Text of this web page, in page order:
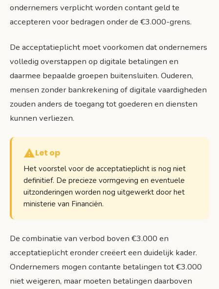
ondernemers verplicht worden contant geld te
accepteren voor bedragen onder de €3.000-grens.
De acceptatieplicht moet voorkomen dat ondernemers
volledig overstappen op digitale betalingen en
daarmee bepaalde groepen buitensluiten. Ouderen,
mensen zonder bankrekening of digitale vaardigheden
zouden anders de toegang tot goederen en diensten
kunnen verliezen.
Let op
Het voorstel voor de acceptatieplicht is nog niet
definitief. De precieze vormgeving en eventuele
uitzonderingen worden nog uitgewerkt door het
ministerie van Financiën.
De combinatie van verbod boven €3.000 en
acceptatieplicht eronder creëert een duidelijk kader.
Ondernemers mogen contante betalingen tot €3.000
niet weigeren, maar moeten betalingen daarboven